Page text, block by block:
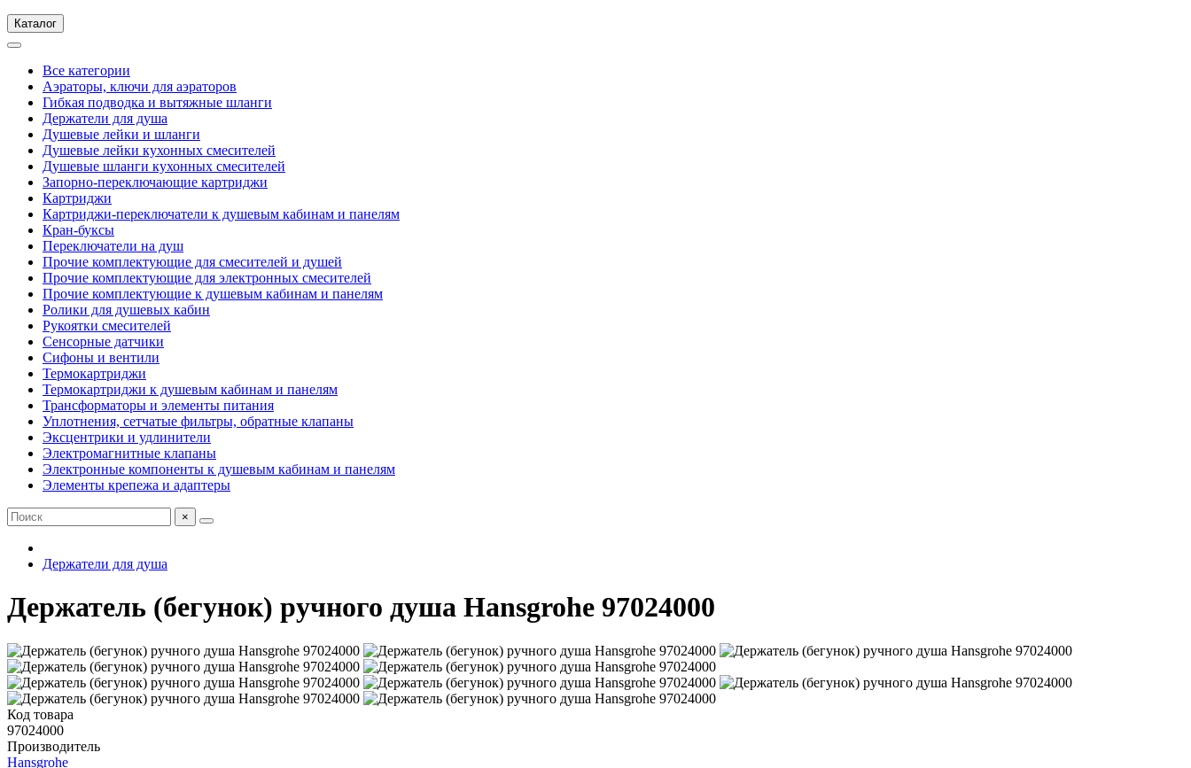
Каталог
Все категории
Аэраторы, ключи для аэраторов
Гибкая подводка и вытяжные шланги
Держатели для душа
Душевые лейки и шланги
Душевые лейки кухонных смесителей
Душевые шланги кухонных смесителей
Запорно-переключающие картриджи
Картриджи
Картриджи-переключатели к душевым кабинам и панелям
Кран-буксы
Переключатели на душ
Прочие комплектующие для смесителей и душей
Прочие комплектующие для электронных смесителей
Прочие комплектующие к душевым кабинам и панелям
Ролики для душевых кабин
Рукоятки смесителей
Сенсорные датчики
Сифоны и вентили
Термокартриджи
Термокартриджи к душевым кабинам и панелям
Трансформаторы и элементы питания
Уплотнения, сетчатые фильтры, обратные клапаны
Эксцентрики и удлинители
Электромагнитные клапаны
Электронные компоненты к душевым кабинам и панелям
Элементы крепежа и адаптеры
×
Держатели для душа
Держатель (бегунок) ручного душа Hansgrohe 97024000
Код товара
97024000
Производитель
Hansgrohe